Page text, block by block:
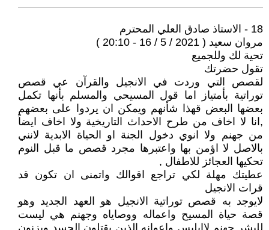
18 - الاستاذ صادق العلي المحترم
مروان سعيد ( 2021 / 5 / 16 - 20:10 )
تحية لك وللجميع
تقول حضرتك
لقصص التي وردت في الانجيل والقرآن عي قصص
توراتية بأمتياز اما قول المسيحي والمسلم بأنها تكمل
بعضها البعض قهذا شأنهم ويمكن ان يردوا على بعضهم
,انا لا اخاف من طرح الاحداث التاريخية ولا اخاف ايضاً
من جهنم ولا انوي دخول الجنة او الحياة الابدية لانني
بالاصل لا اؤمن بها واعتبرها مجرد قصص ما قبل النوم
تحكيها العجائز للاطفال ,
عطيتك مهلة لكي تراجع اقوالك واتمنى ان تكون قد
قرات الانجيل
لايوجد به قصص توراتية الانجيل هو العهد الجديد وهو
قصة حياة المسيح واعماله ووصاياه وجهنم هي ليست